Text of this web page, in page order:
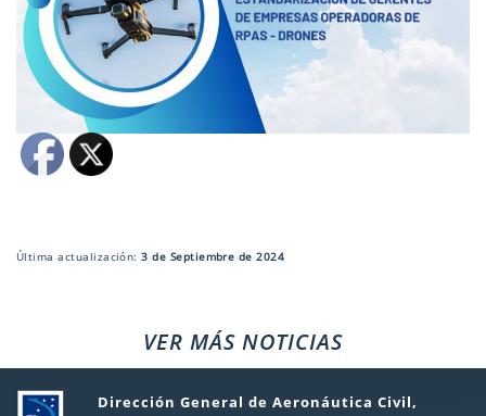
Última actualización:3 de Septiembre de 2024
VER MÁS NOTICIAS
Dirección General de Aeronáutica Civil,